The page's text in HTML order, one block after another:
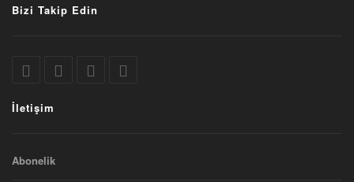
Bizi Takip Edin
İletişim
Abonelik